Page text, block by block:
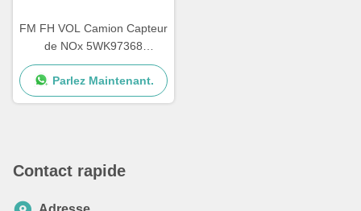
FM FH VOL Camion Capteur
de NOx 5WK97368
22827991 24V Garantie de
12 mois
Parlez Maintenant.
Contact rapide